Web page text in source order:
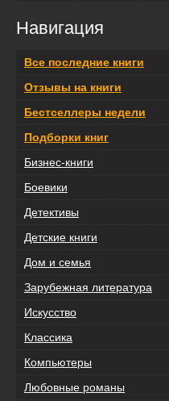
Навигация
Все последние книги
Отзывы на книги
Бестселлеры недели
Подборки книг
Бизнес-книги
Боевики
Детективы
Детские книги
Дом и семья
Зарубежная литература
Искусство
Классика
Компьютеры
Любовные романы